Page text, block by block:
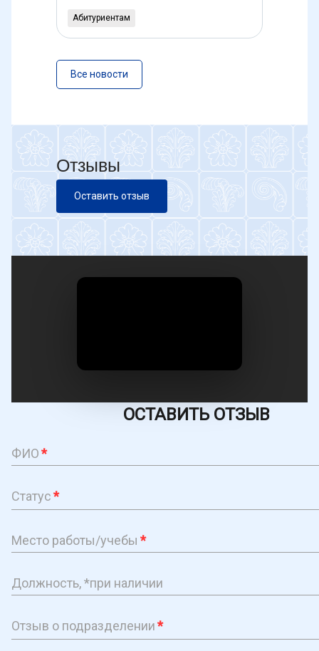
Абитуриентам
Все новости
Отзывы
Оставить отзыв
ОСТАВИТЬ ОТЗЫВ
ФИО*
Статус*
Место работы/учебы *
Должность, *при наличии
Отзыв о подразделении*